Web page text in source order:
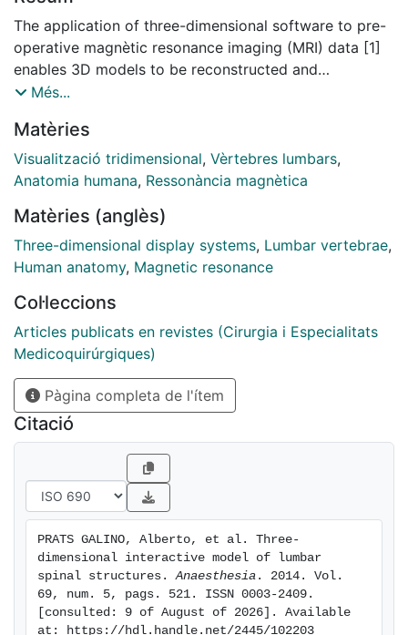
The application of three-dimensional software to pre-
operative magnètic resonance imaging (MRI) data [1]
enables 3D models to be reconstructed and
embedded in Portable Document Format (PDF) files
resource for 3D MRI images that might be useful for
interactive demonstration of lumbosacral structures,
specifically relevant to neuraxial blockade:
locale=en (English translation top right of screen)...
Més...
Matèries
Visualització tridimensional, Vèrtebres lumbars,
Anatomia humana, Ressonància magnètica
Matèries (anglès)
Three-dimensional display systems, Lumbar vertebrae,
Human anatomy, Magnetic resonance
Col·leccions
Articles publicats en revistes (Cirurgia i Especialitats
Medicoquirúrgiques)
Pàgina completa de l'ítem
Citació
PRATS GALINO, Alberto, et al. Three-
dimensional interactive model of lumbar
spinal structures. Anaesthesia . 2014. Vol.
69, num. 5, pags. 521. ISSN 0003-2409.
[consulted: 9 of August of 2026]. Available
at: https://hdl.handle.net/2445/102203